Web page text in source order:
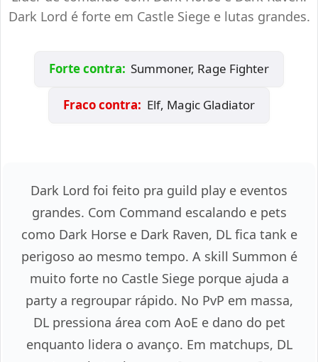
Dark Lord é forte em Castle Siege e lutas grandes.
Forte contra: Summoner, Rage Fighter
Fraco contra: Elf, Magic Gladiator
Dark Lord foi feito pra guild play e eventos
grandes. Com Command escalando e pets
como Dark Horse e Dark Raven, DL fica tank e
perigoso ao mesmo tempo. A skill Summon é
muito forte no Castle Siege porque ajuda a
party a regroupar rápido. No PvP em massa,
DL pressiona área com AoE e dano do pet
enquanto lidera o avanço. Em matchups, DL